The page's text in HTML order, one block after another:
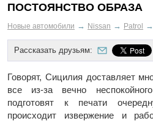
ПОСТОЯНСТВО ОБРАЗА
Новые автомобили → Nissan → Patrol →
Рассказать друзьям:
Говорят, Сицилия доставляет
все из-за вечно
подготовят к печати
происходит извержение и